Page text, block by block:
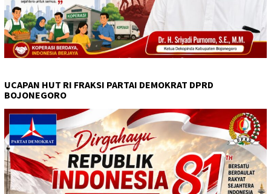
UCAPAN HUT RI FRAKSI PARTAI DEMOKRAT DPRD
BOJONEGORO